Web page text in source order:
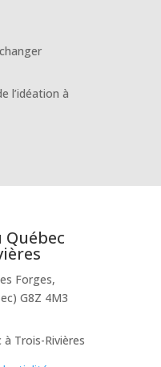
l’idéation à
Forges,
G8Z 4M3
Trois-Rivières